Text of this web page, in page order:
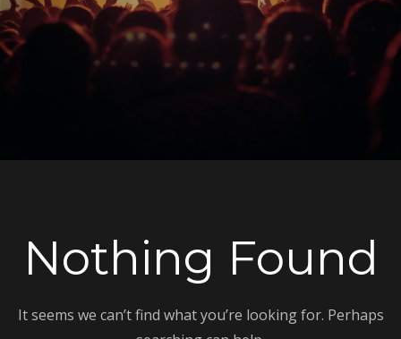
Nothing Found
It seems we can’t find what you’re looking for. Perhaps